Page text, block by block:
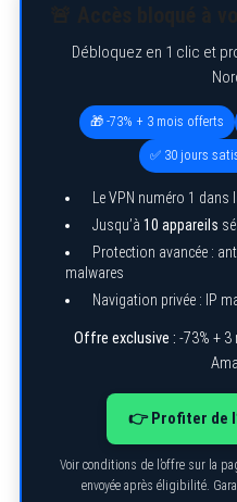
Débloquez en 1 clic et
🎁 -73% + 3 mois offerts
✅ 30 jours
Le VPN numéro 1 dans
Jusqu’à 10 appareils
Protection avancée :
malwares
Navigation privée : IP
Offre exclusive : -73% +
👉 Profiter de
Voir conditions de l’offre sur la
envoyée après éligibilité.